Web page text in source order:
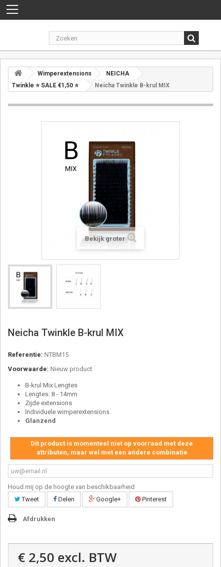
Toggle
navigation
Wimperextensions
NEICHA
Twinkle ⭐ SALE €1,50 ⭐
Neicha Twinkle B-krul MIX
Bekijk groter
Neicha Twinkle B-krul MIX
Referentie: NTBM15
Voorwaarde: Nieuw product
B-krul Mix Lengtes
Lengtes: 8 - 14mm
Zijde extensions
Individuele wimperextensions
Glanzend
Dit product is momenteel niet op voorraad met deze
attributen, maar wel met een andere combinatie
Houd mij op de hoogte van beschikbaarheid
Tweet
Delen Google+ Pinterest
Afdrukken
€ 2,50 excl. BTW